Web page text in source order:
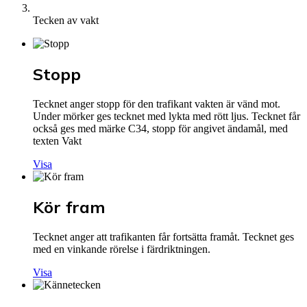
Tecken av vakt
Stopp
Tecknet anger stopp för den trafikant vakten är vänd mot.
Under mörker ges tecknet med lykta med rött ljus. Tecknet får
också ges med märke C34, stopp för angivet ändamål, med
texten Vakt
Visa
Kör fram
Tecknet anger att trafikanten får fortsätta framåt. Tecknet ges
med en vinkande rörelse i färdriktningen.
Visa